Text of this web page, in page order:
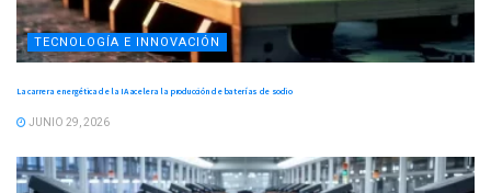
TECNOLOGÍA E INNOVACIÓN
La carrera energética de la IA acelera la producción de baterías de sodio
JUNIO 29, 2026